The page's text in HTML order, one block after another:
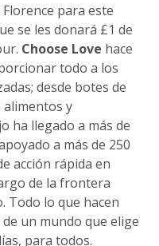
para este
se les donará £1 de
Choose Love hace
todo a los
desde botes de
alimentos y
ha llegado a más de
a más de 250
acción rápida en
de la frontera
Todo lo que hacen
un mundo que elige
para todos.